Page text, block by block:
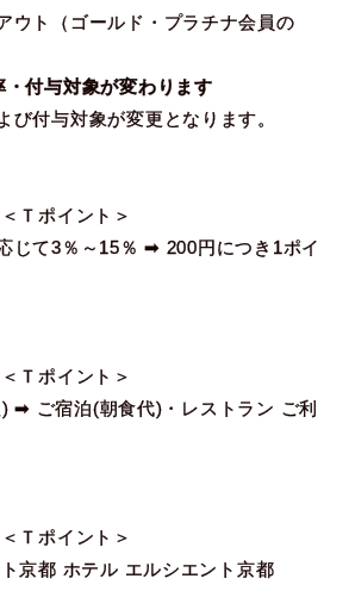
ウト（ゴールド・プラチナ会員の
・付与対象が変わります
び付与対象が変更となります。
Ｔポイント＞
じて3％～15％ ➡ 200円につき1ポイ
Ｔポイント＞
➡ ご宿泊(朝食代)・レストラン ご利
Ｔポイント＞
京都 ホテル エルシエント京都